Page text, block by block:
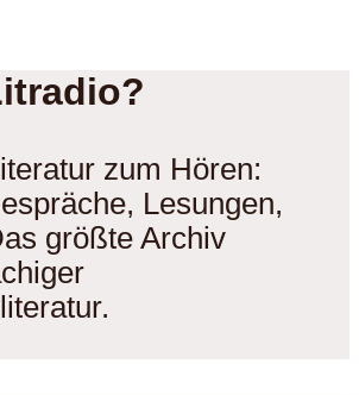
zum Hören:
Lesungen,
größte Archiv